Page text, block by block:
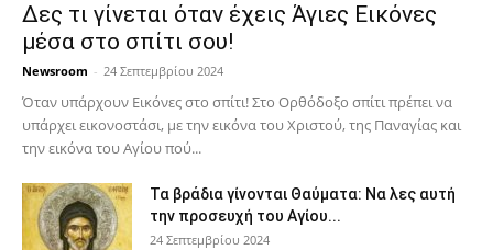
Δες τι γίνεται όταν έχεις Άγιες Εικόνες
μέσα στο σπίτι σου!
Newsroom - 24 Σεπτεμβρίου 2024
Όταν υπάρχουν Εικόνες στο σπίτι! Στο Ορθόδοξο σπίτι πρέπει να
υπάρχει εικονοστάσι, με την εικόνα του Χριστού, της Παν­αγίας και
την εικόνα του Αγίου πού...
Τα βράδια γίνονται Θαύματα: Να λες αυτή
την προσευχή του Αγίου...
24 Σεπτεμβρίου 2024